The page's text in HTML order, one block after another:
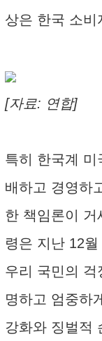
상은 한국 소비
[자료: 연합]
특히 한국계 미
배하고 경영하
한 책임론이
령은 지난 12월
우리 국민의
명하고 엄중하
강화와 징벌적